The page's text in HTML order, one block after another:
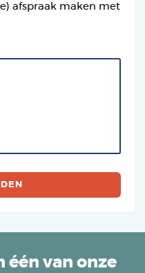
afspraak maken met
één van onze